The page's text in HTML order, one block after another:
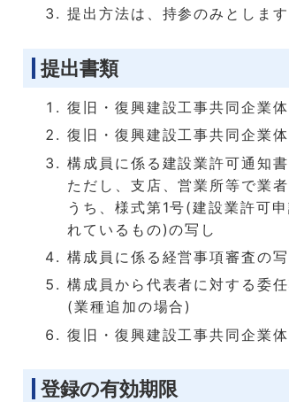
提出方法は、持参のみとします
提出書類
復旧・復興建設工事共同企業
復旧・復興建設工事共同企業
構成員に係る建設業許可通知
ただし、支店、営業所等で業
うち、様式第1号(建設業許可
れているもの)の写し
構成員に係る経営事項審査の写
構成員から代表者に対する委
(業種追加の場合)
復旧・復興建設工事共同企業
登録の有効期限